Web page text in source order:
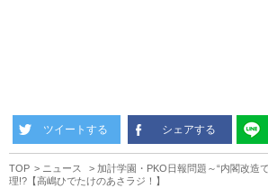
ツイートする シェアする
TOP ニュース
加計学園・PKO日報問題～“内閣改造
理!?【高嶋ひでたけのあさラジ！】